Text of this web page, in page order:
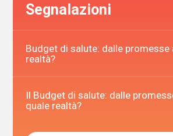
Segnalazioni
Budget di salute: dalle promesse
realtà?
Il Budget di salute: dalle
quale realtà?